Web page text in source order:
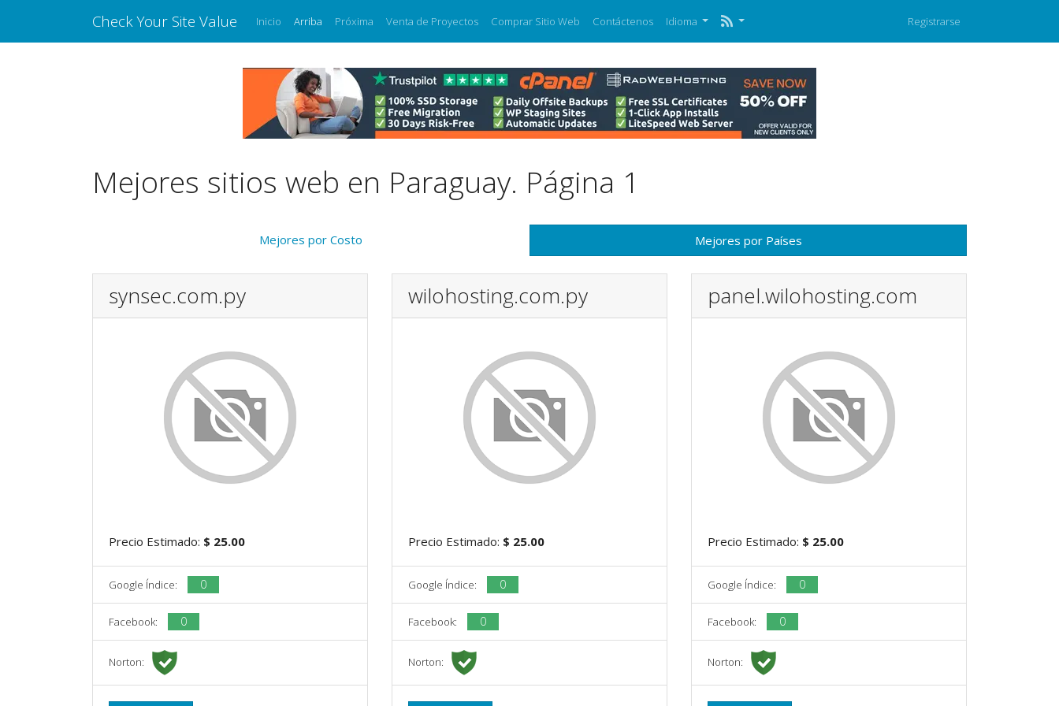
Check Your Site Value Inicio Arriba Próxima Venta de Proyectos Comprar Sitio Web Contáctenos Idioma Registrarse
Mejores sitios web en Paraguay. Página 1
Mejores por Costo Mejores por Países
synsec.com.py
Precio Estimado: $ 25.00
Google Índice: 0
Facebook: 0
Norton:
wilohosting.com.py
Precio Estimado: $ 25.00
Google Índice: 0
Facebook: 0
Norton:
panel.wilohosting.com
Precio Estimado: $ 25.00
Google Índice: 0
Facebook: 0
Norton: